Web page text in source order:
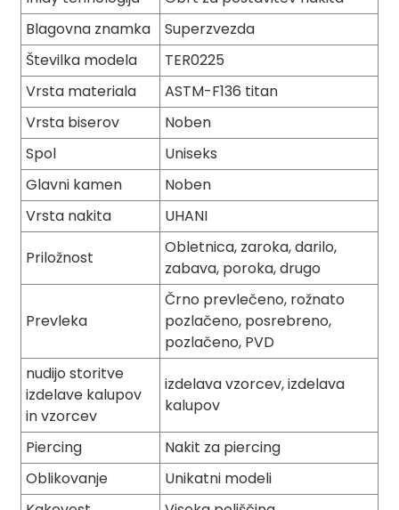
Blagovna znamka
Superzvezda
Številka modela
TER0225
Vrsta materiala
ASTM-F136 titan
Vrsta biserov
Noben
Spol
Uniseks
Glavni kamen
Noben
Vrsta nakita
UHANI
Priložnost
Obletnica, zaroka, darilo,
zabava, poroka, drugo
Prevleka
Črno prevlečeno, rožnato
pozlačeno, posrebreno,
pozlačeno, PVD
nudijo storitve
izdelave kalupov
in vzorcev
izdelava vzorcev, izdelava
kalupov
Piercing
Nakit za piercing
Oblikovanje
Unikatni modeli